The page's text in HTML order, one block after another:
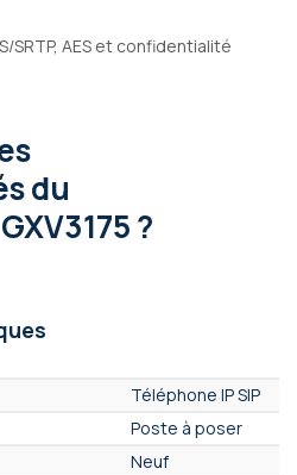
SRTP, AES et confidentialité
du
?
Téléphone IP SIP
Poste à poser
Neuf